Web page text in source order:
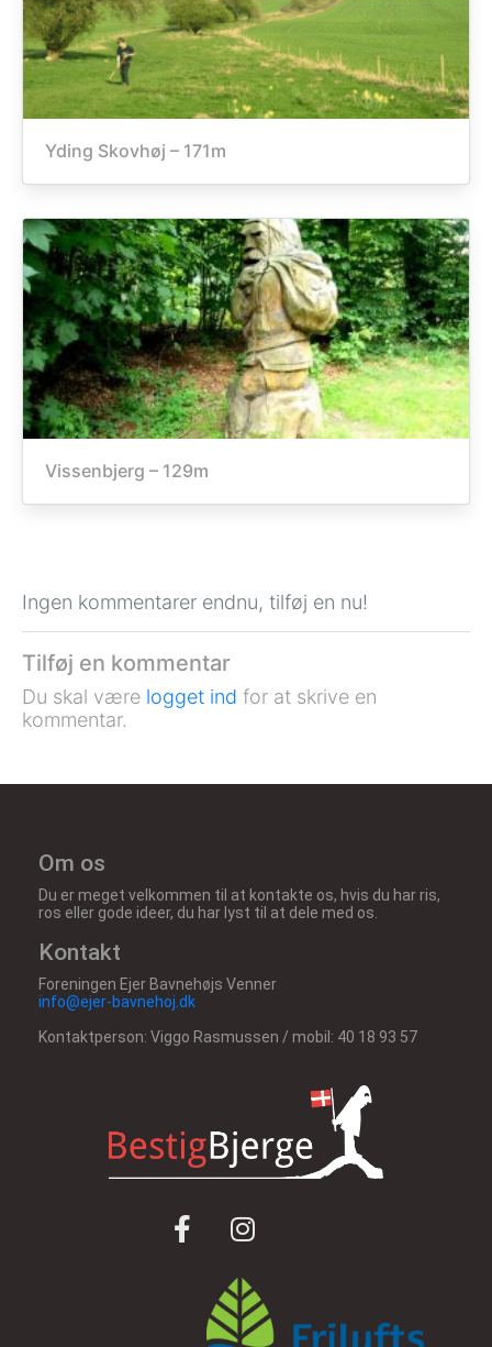
Yding Skovhøj – 171m
Vissenbjerg – 129m
Ingen kommentarer endnu, tilføj en nu!
Tilføj en kommentar
Du skal være logget ind for at skrive en
kommentar.
Om os
Du er meget velkommen til at kontakte os, hvis du har ris,
ros eller gode ideer, du har lyst til at dele med os.
Kontakt
Foreningen Ejer Bavnehøjs Venner
info@ejer-bavnehoj.dk
Kontaktperson: Viggo Rasmussen / mobil: 40 18 93 57